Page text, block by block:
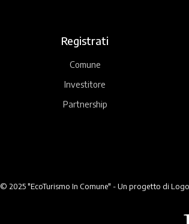
Registrati
Comune
Investitore
Partnership
© 2025 "EcoTurismo In Comune" - Un progetto di